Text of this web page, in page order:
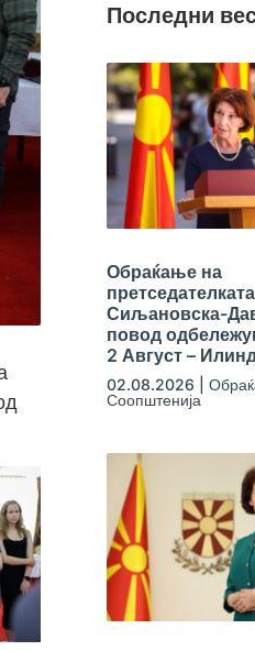
Последни
Обраќање на
претседателката
Сиљановска-
повод
2 Август –
02.08.2026
Соопштенија